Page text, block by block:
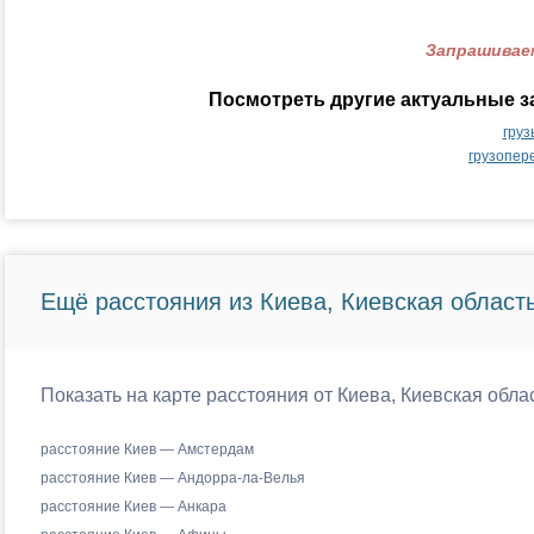
Посмотреть другие актуальные
Ещё расстояния из Киева, Киевская
Показать на карте расстояния от Киева, Киевская
расстояние Киев — Амстердам
расстояние Киев — Андорра-ла-Велья
расстояние Киев — Анкара